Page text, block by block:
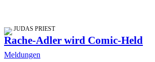
JUDAS PRIEST
Rache-Adler wird Comic-Held
Meldungen